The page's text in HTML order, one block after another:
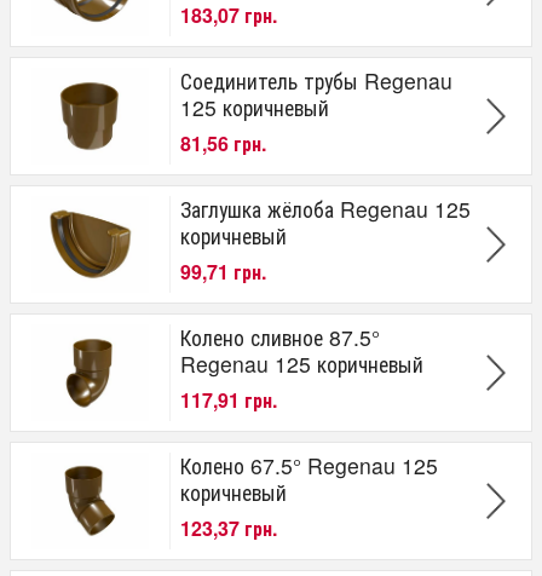
183,07 грн.
Соединитель трубы Regenau
125 коричневый
81,56 грн.
Заглушка жёлоба Regenau 125
коричневый
99,71 грн.
Колено сливное 87.5°
Regenau 125 коричневый
117,91 грн.
Колено 67.5° Regenau 125
коричневый
123,37 грн.